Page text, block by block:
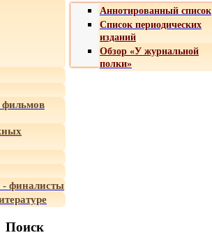
Аннотированный список
Список периодических
изданий
Обзор «У журнальной
полки»
- финалисты
Поиск